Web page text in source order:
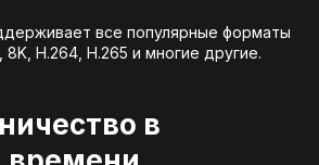
все популярные форматы
H.264, H.265 и многие другие.
в